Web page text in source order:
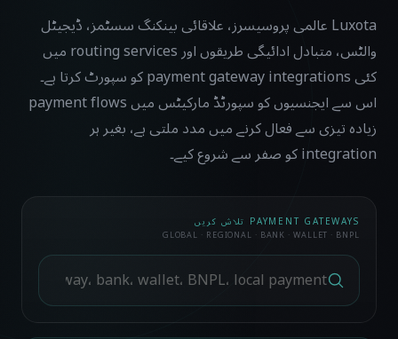
Luxota عالمی پروسیسرز، علاقائی بینکنگ سسٹمز، ڈیجیٹل
والٹس، متبادل ادائیگی طریقوں اور routing services میں
کئی payment gateway integrations کو سپورٹ کرتا ہے۔
اس سے ایجنسیوں کو سپورٹڈ مارکیٹس میں payment flows
زیادہ تیزی سے فعال کرنے میں مدد ملتی ہے، بغیر ہر
integration کو صفر سے شروع کیے۔
PAYMENT GATEWAYS تلاش کریں
GLOBAL · REGIONAL · BANK · WALLET · BNPL